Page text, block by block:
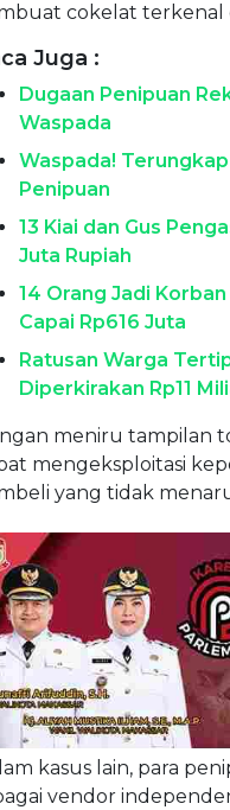
cokelat terkenal
Juga :
Dugaan Penipuan
Waspada
Waspada!
Penipuan
13 Kiai dan Gus
Juta Rupiah
14 Orang Jadi
Capai Rp616 Juta
Ratusan Warga
Diperkirakan Rp11
meniru tampilan
mengeksploitasi
yang tidak
kasus lain, para
vendor